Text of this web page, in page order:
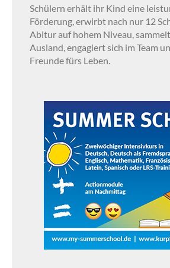
Schülern erhält ihr Kind eine
Förderung, erwirbt nach nur 12
Abitur auf hohem Niveau,
Ausland, engagiert sich im Team
Freunde fürs Leben.